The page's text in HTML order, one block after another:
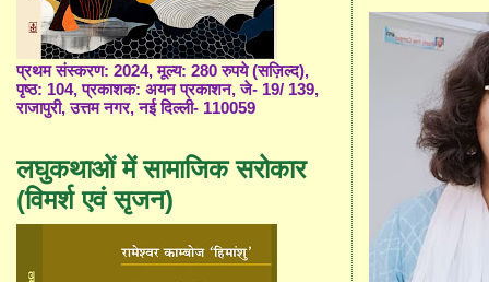
प्रथम संस्करण: 2024, मूल्य: 280 रुपये (सज़िल्द),
पृष्ठ: 104, प्रकाशक: अयन प्रकाशन, जे- 19/ 139,
राजापुरी, उत्तम नगर, नई दिल्ली- 110059
लघुकथाओं में सामाजिक सरोकार
(विमर्श एवं सृजन)